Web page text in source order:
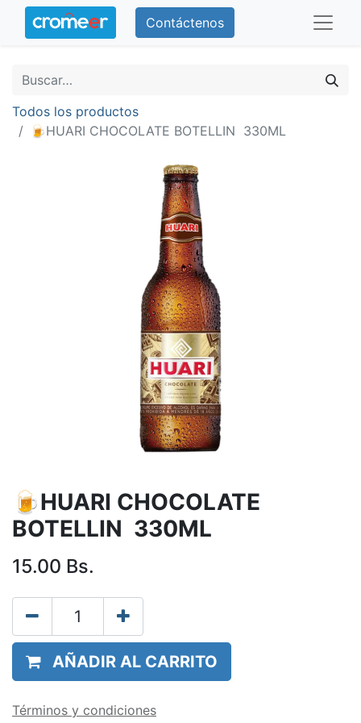
Contáctenos
Todos los productos
🍺HUARI CHOCOLATE BOTELLIN 330ML
🍺HUARI CHOCOLATE
BOTELLIN 330ML
15.00 Bs.
AÑADIR AL CARRITO
Términos y condiciones